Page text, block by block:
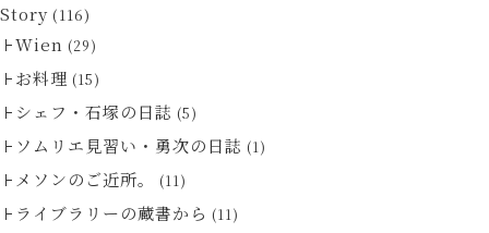
Story (116)
Wien (29)
お料理 (15)
シェフ・石塚の日誌 (5)
ソムリエ見習い・勇次の日誌 (1)
メソンのご近所。 (11)
ライブラリーの蔵書から (11)